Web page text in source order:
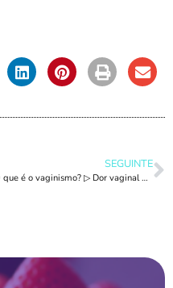
SEGUINTE
O que é o vaginismo? ▷ Dor vaginal durante o sexo. Existe uma solução?